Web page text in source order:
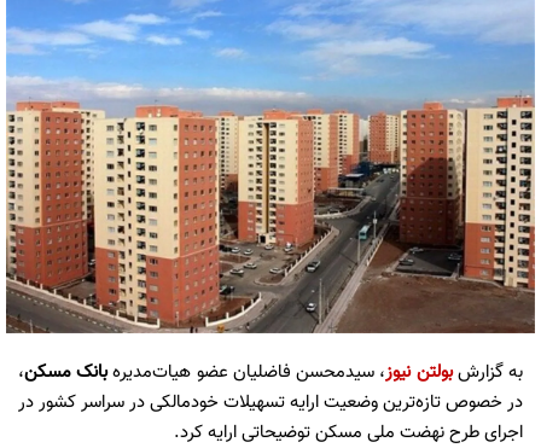
به گزارشبولتن نیوز، سیدمحسن فاضلیان عضو هیات‌مدیرهبانک مسکن،
در خصوص تازه‌ترین وضعیت ارایه تسهیلات خودمالکی در سراسر کشور در
اجرای طرح نهضت ملی مسکن توضیحاتی ارایه کرد.